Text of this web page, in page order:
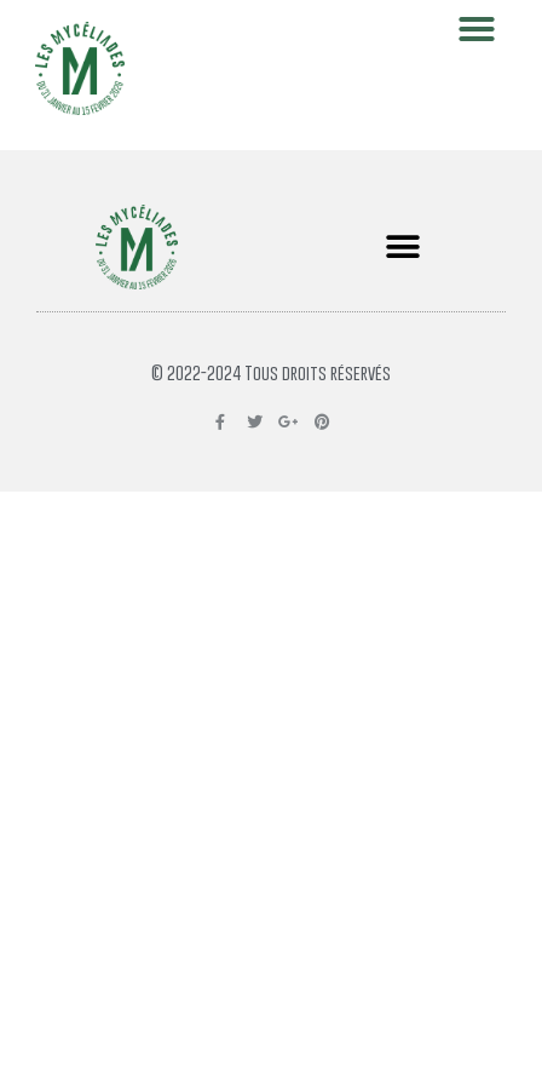
© 2022-2024 Tous droits réservés